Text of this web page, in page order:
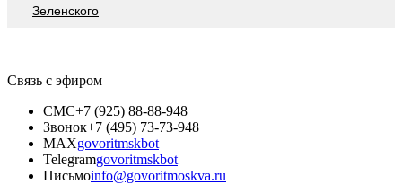
Зеленского
Связь с эфиром
СМС+7 (925) 88-88-948
Звонок+7 (495) 73-73-948
MAXgovoritmskbot
Telegramgovoritmskbot
Письмоinfo@govoritmoskva.ru